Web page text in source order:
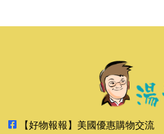
【好物報報】美國優惠購物交流